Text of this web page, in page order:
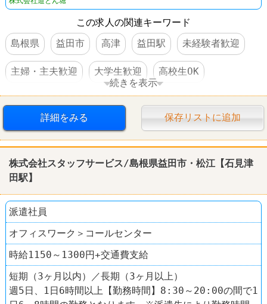
この求人の関連キーワード
島根県
益田市 高津 益田駅 未経験者歓迎
主婦・主夫歓迎 大学生歓迎 高校生OK
WワークOK 社員登用あり 車・バイク通勤可
60代以上活躍
続きを表示
詳細をみる 保存リストに追加
株式会社スタッフサービス/島根県益田市・松江【石見津
田駅】
派遣社員
オフィスワーク＞コールセンター
時給1150～1300円+交通費支給
短期（3ヶ月以内）／長期（3ヶ月以上）
週5日、1日6時間以上【勤務時間】8:30～20:00の間で1